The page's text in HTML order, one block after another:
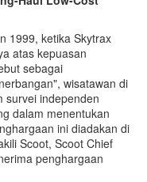
1999, ketika Skytrax
atas kepuasan
sebagai
wisatawan di
survei independen
dalam menentukan
ini diadakan di
Scoot, Scoot Chief
penghargaan